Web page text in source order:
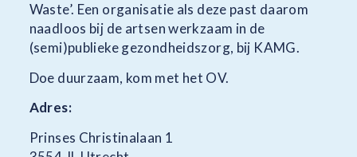
Waste’. Een organisatie als deze past daarom
naadloos bij de artsen werkzaam in de
(semi)publieke gezondheidszorg, bij KAMG.
Doe duurzaam, kom met het OV.
Adres:
Prinses Christinalaan 1